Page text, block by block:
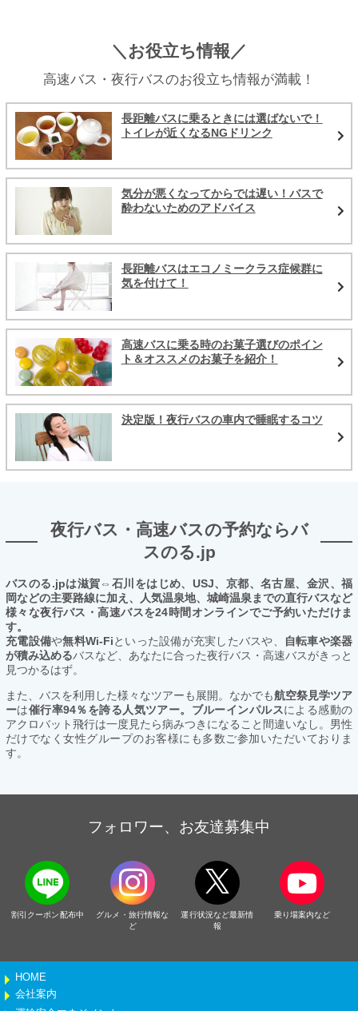
＼お役立ち情報／
高速バス・夜行バスのお役立ち情報が満載！
長距離バスに乗るときには選ばないで！
トイレが近くなるNGドリンク
気分が悪くなってからでは遅い！バスで
酔わないためのアドバイス
長距離バスはエコノミークラス症候群に
気を付けて！
高速バスに乗る時のお菓子選びのポイン
ト＆オススメのお菓子を紹介！
決定版！夜行バスの車内で睡眠するコツ
夜行バス・高速バスの予約ならバ
スのる.jp
バスのる.jpは滋賀⇔石川をはじめ、USJ、京都、名古屋、金沢、福
岡などの主要路線に加え、人気温泉地、城崎温泉までの直行バスなど
様々な夜行バス・高速バスを24時間オンラインでご予約いただけま
す。
充電設備や無料Wi-Fiといった設備が充実したバスや、
自転車や楽器
が積み込めるバスなど、あなたに合った夜行バス・高速バスがきっと
見つかるはず。
また、バスを利用した様々なツアーも展開。なかでも航空祭見学ツア
ーは催行率94％を誇る人気ツアー。ブルーインパルスによる感動の
アクロバット飛行は一度見たら病みつきになること間違いなし。男性
だけでなく女性グループのお客様にも多数ご参加いただいておりま
す。
フォロワー、お友達募集中
割引クーポン配布中
グルメ・旅行情報な
ど
運行状況など最新情
報
乗り場案内など
HOME
会社案内